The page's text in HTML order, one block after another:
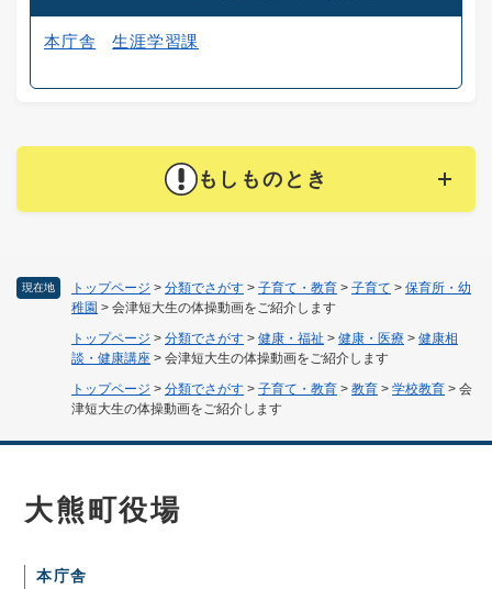
現在地 トップページ > 分類でさがす > 子育て・教育 > 子育て > 保育所・幼
稚園 > 会津短大生の体操動画をご紹介します
トップページ > 分類でさがす > 健康・福祉 > 健康・医療 > 健康相
談・健康講座 > 会津短大生の体操動画をご紹介します
トップページ > 分類でさがす > 子育て・教育 > 教育 > 学校教育 > 会
津短大生の体操動画をご紹介します
本庁舎 生涯学習課
もしものとき
大熊町役場
本庁舎